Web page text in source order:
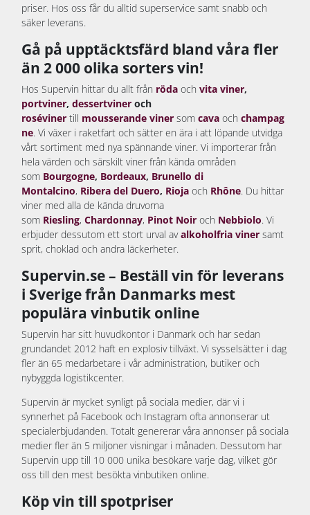
priser. Hos oss får du alltid superservice samt snabb och
säker leverans.
Gå på upptäcktsfärd bland våra fler
än 2 000 olika sorters vin!
Hos Supervin hittar du allt från rödaoch vita viner,
portviner, dessertvineroch
roséviner till mousserande vinersom cava och champag
ne. Vi växer i raketfart och sätter en ära i att löpande utvidga
vårt sortiment med nya spännande viner. Vi importerar från
hela värden och särskilt viner från kända områden
som Bourgogne, Bordeaux, Brunello di
Montalcino, Ribera del Duero, Riojaoch Rhône. Du hittar
viner med alla de kända druvorna
som Riesling, Chardonnay, Pinot Noiroch Nebbiolo. Vi
erbjuder dessutom ett stort urval avalkoholfria vinersamt
sprit, choklad och andra läckerheter.
Supervin.se – Beställ vin för leverans
i Sverige från Danmarks mest
populära vinbutik online
Supervin har sitt huvudkontor i Danmark och har sedan
grundandet 2012 haft en explosiv tillväxt. Vi sysselsätter i dag
fler än 65 medarbetare i vår administration, butiker och
nybyggda logistikcenter.
Supervin är mycket synligt på sociala medier, där vi i
synnerhet på Facebook och Instagram ofta annonserar ut
specialerbjudanden. Totalt genererar våra annonser på sociala
medier fler än 5 miljoner visningar i månaden. Dessutom har
Supervin upp till 10 000 unika besökare varje dag, vilket gör
oss till den mest besökta vinbutiken online.
Köp vin till spotpriser